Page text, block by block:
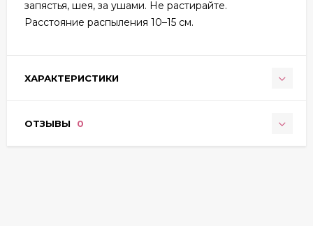
запястья, шея, за ушами. Не растирайте.
Расстояние распыления 10–15 см.
ХАРАКТЕРИСТИКИ
ОТЗЫВЫ 0